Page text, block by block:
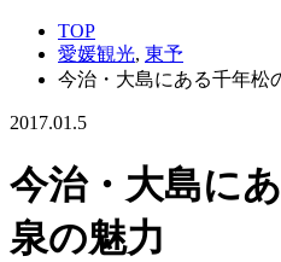
TOP
愛媛観光, 東予
今治・大島にある千年松
2017.01.5
今治・大島に
泉の魅力